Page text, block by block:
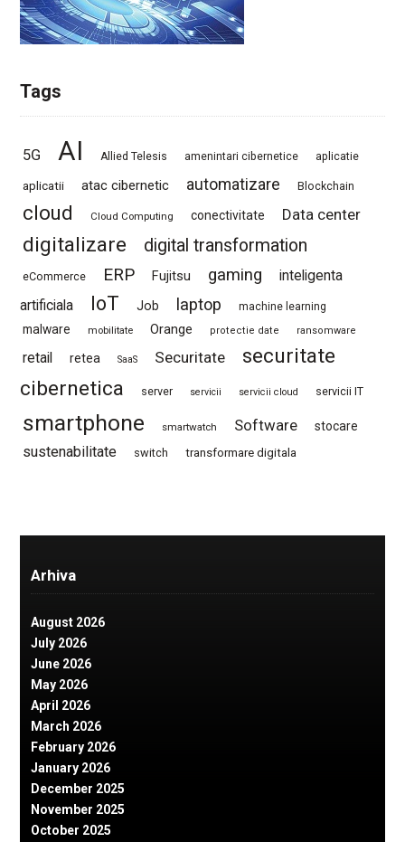
Tags
5G AI Allied Telesis amenintari cibernetice aplicatie
aplicatii atac cibernetic automatizare Blockchain
cloud Cloud Computing conectivitate Data center
digitalizare digital transformation
eCommerce ERP Fujitsu gaming
inteligenta
artificiala
IoT Job laptop machine learning
malware mobilitate Orange protectie date ransomware
retail retea SaaS Securitate
securitate
cibernetica
server servicii servicii cloud servicii IT
smartphone smartwatch Software stocare
sustenabilitate switch transformare digitala
Arhiva
August 2026
July 2026
June 2026
May 2026
April 2026
March 2026
February 2026
January 2026
December 2025
November 2025
October 2025